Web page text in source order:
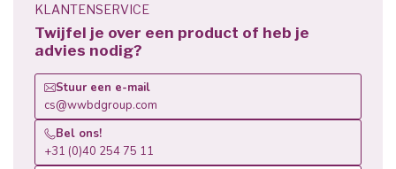
KLANTENSERVICE
Twijfel je over een product of heb je
advies nodig?
Stuur een e-mail
cs@wwbdgroup.com
Bel ons!
+31 (0)40 254 75 11